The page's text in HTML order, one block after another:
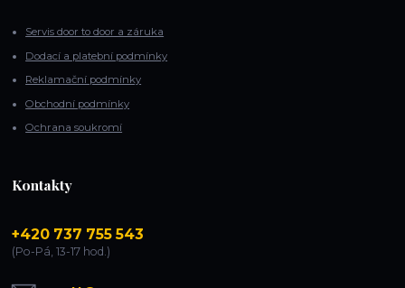
Servis door to door a záruka
Dodací a platební podmínky
Reklamační podmínky
Obchodní podmínky
Ochrana soukromí
Kontakty
+420 737 755 543
(Po-Pá, 13-17 hod.)